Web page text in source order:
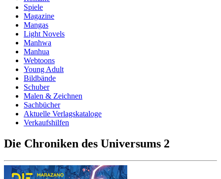
Spiele
Magazine
Mangas
Light Novels
Manhwa
Manhua
Webtoons
Young Adult
Bildbände
Schuber
Malen & Zeichnen
Sachbücher
Aktuelle Verlagskataloge
Verkaufshilfen
Die Chroniken des Universums 2